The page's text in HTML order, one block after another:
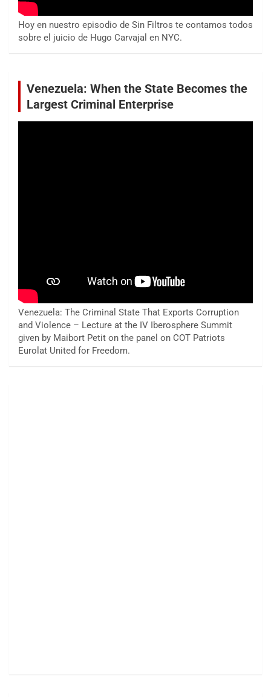
Hoy en nuestro episodio de Sin Filtros te contamos todos
sobre el juicio de Hugo Carvajal en NYC.
Venezuela: When the State Becomes the
Largest Criminal Enterprise
Venezuela: The Criminal State That Exports Corruption
and Violence – Lecture at the IV Iberosphere Summit
given by Maibort Petit on the panel on COT Patriots
Eurolat United for Freedom.